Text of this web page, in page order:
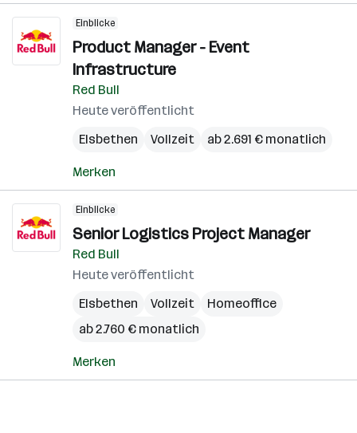
Einblicke
Product Manager - Event
Infrastructure
Red Bull
Heute veröffentlicht
Elsbethen
Vollzeit ab 2.691 € monatlich
Merken
Einblicke
Senior Logistics Project Manager
Red Bull
Heute veröffentlicht
Elsbethen
Vollzeit
Homeoffice
ab 2.760 € monatlich
Merken